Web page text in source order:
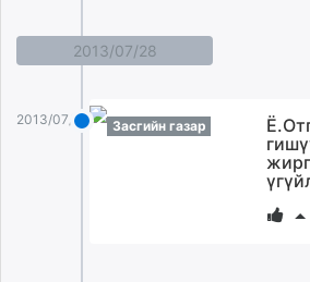
2013/07/28
2013/07/28 Засгийн газар